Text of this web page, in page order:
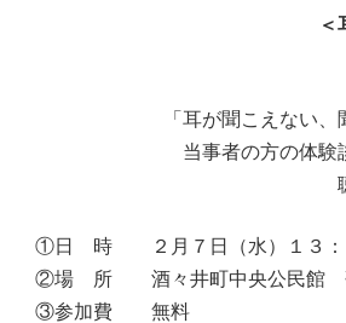
＜
「耳が聞こえない
当事者の方の体験
①日 時 ２月７日（水）１３：
②場 所 酒々井町中央公民館
③参加費 無料